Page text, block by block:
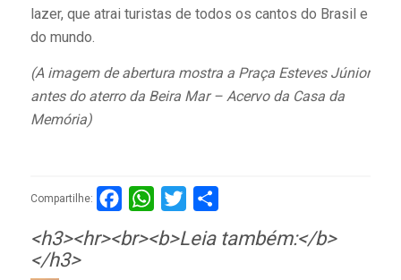
lazer, que atrai turistas de todos os cantos do Brasil e
do mundo.
(A imagem de abertura mostra a Praça Esteves Júnior
antes do aterro da Beira Mar – Acervo da Casa da
Memória)
Compartilhe: FacebookWhatsApp
Twitter
<h3><hr><br><b>Leia também:</b>
</h3>